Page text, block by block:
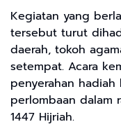
Kegiatan yang
tersebut turut
daerah, tokoh
setempat. Acara
penyerahan
perlombaan dalam
1447 Hijriah.